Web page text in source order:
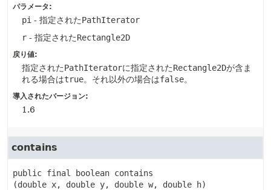
パラメータ:
pi - 指定されたPathIterator
r - 指定されたRectangle2D
戻り値:
指定されたPathIteratorに指定されたRectangle2Dが含ま
れる場合はtrue。それ以外の場合はfalse。
導入されたバージョン:
1.6
contains
public final boolean contains
(double x, double y, double w, double h)